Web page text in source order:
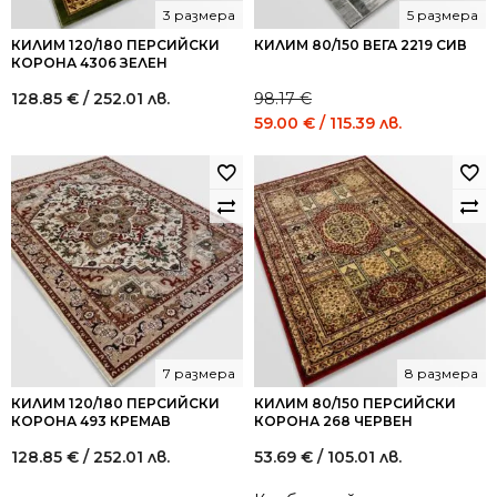
КИЛИМ 120/180 ПЕРСИЙСКИ
КОРОНА 4306 ЗЕЛЕН
3 размера
128.85 € / 252.01 лв.
КИЛИМ 80/150 ВЕГА 2219 СИВ
5 размера
98.17€
Original
98.17 €
/
192.00
лв..
59.00 € / 115.39 лв.
59.00 €
/
115.39
лв..
КИЛИМ 120/180 ПЕРСИЙСКИ
КОРОНА 493 КРЕМАВ
7 размера
128.85 € / 252.01 лв.
КИЛИМ 80/150 ПЕРСИЙСКИ
КОРОНА 268 ЧЕРВЕН
8 размера
53.69 € / 105.01 лв.